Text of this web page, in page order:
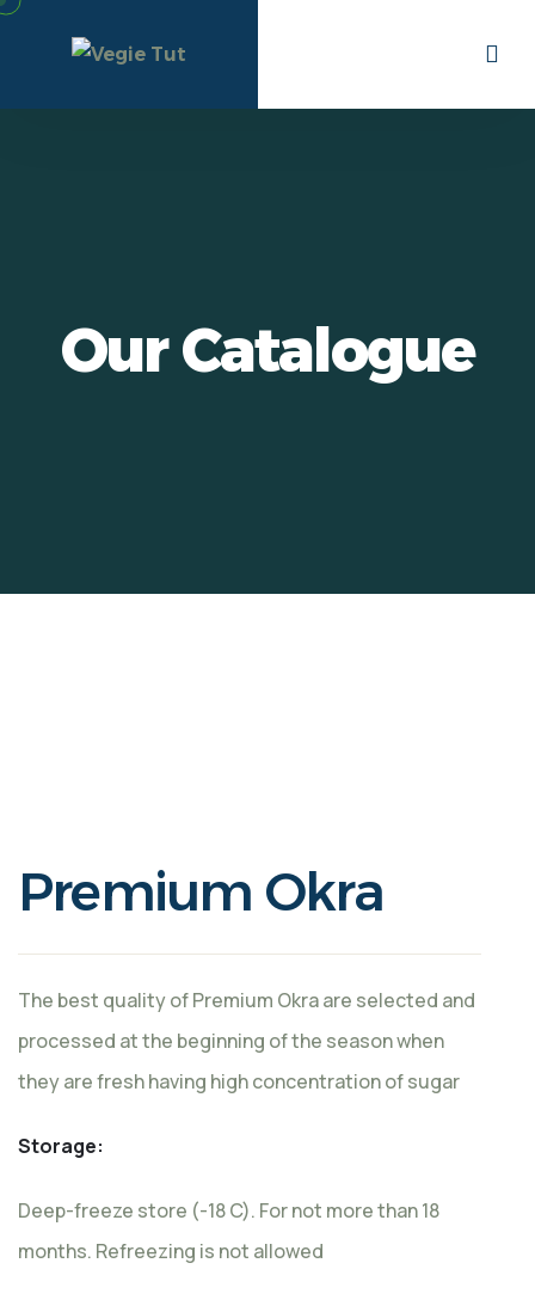
Our Catalogue
Premium Okra
The best quality of Premium Okra are selected and
processed at the beginning of the season when
they are fresh having high concentration of sugar
Storage:
Deep-freeze store (-18 C). For not more than 18
months. Refreezing is not allowed